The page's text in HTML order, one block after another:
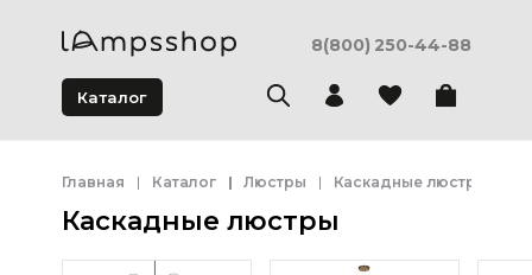
8(800) 250-44-88
Каталог
Главная Каталог Люстры Каскадные люстры
Каскадные люстры